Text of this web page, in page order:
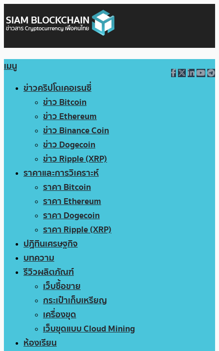
เมนู
ข่าวคริปโตเคอเรนซี่
ข่าว Bitcoin
ข่าว Ethereum
ข่าว Binance Coin
ข่าว Dogecoin
ข่าว Ripple (XRP)
ราคาและการวิเคราะห์
ราคา Bitcoin
ราคา Ethereum
ราคา Dogecoin
ราคา Ripple (XRP)
ปฏิทินเศรษฐกิจ
บทความ
รีวิวผลิตภัณฑ์
เว็บซื้อขาย
กระเป๋าเก็บเหรียญ
เครื่องขุด
เว็บขุดแบบ Cloud Mining
ห้องเรียน